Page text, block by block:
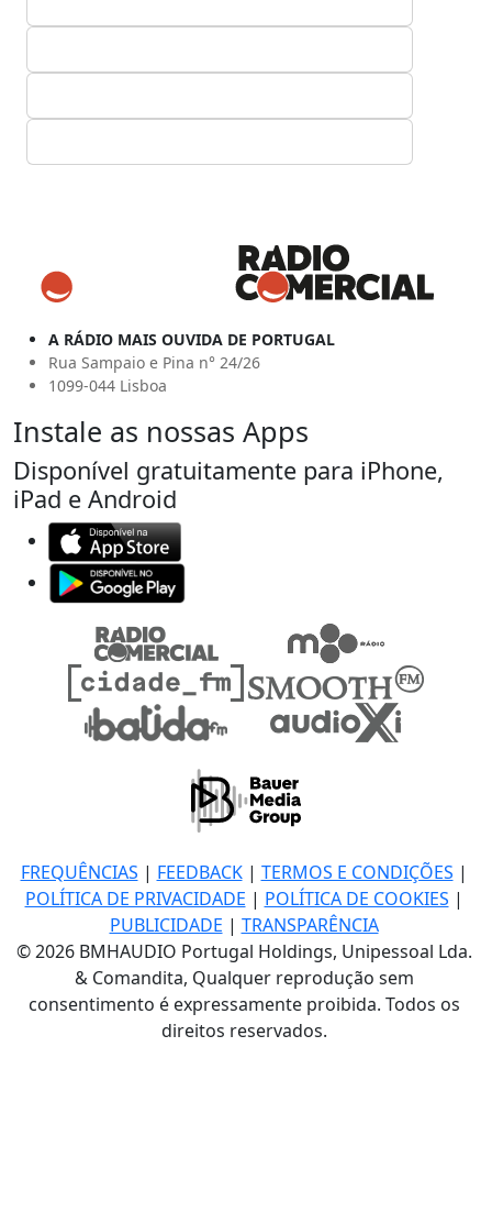
A RÁDIO MAIS OUVIDA DE PORTUGAL
Rua Sampaio e Pina n° 24/26
1099-044 Lisboa
Instale as nossas Apps
Disponível gratuitamente para iPhone,
iPad e Android
FREQUÊNCIAS | FEEDBACK| TERMOS E CONDIÇÕES |
POLÍTICA DE PRIVACIDADE | POLÍTICA DE COOKIES |
PUBLICIDADE | TRANSPARÊNCIA
© 2026 BMHAUDIO Portugal Holdings, Unipessoal Lda.
& Comandita, Qualquer reprodução sem
consentimento é expressamente proibida. Todos os
direitos reservados.